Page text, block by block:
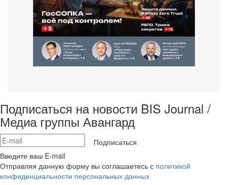
Подписаться на новости BIS Journal /
Медиа группы Авангард
Подписаться
Введите ваш E-mail
Отправляя данную форму вы соглашаетесь с политикой
конфиденциальности персональных данных